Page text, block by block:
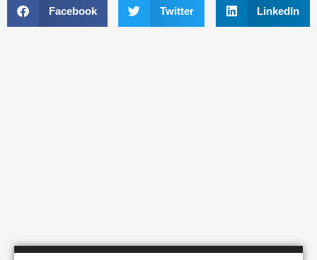
Facebook Twitter LinkedIn